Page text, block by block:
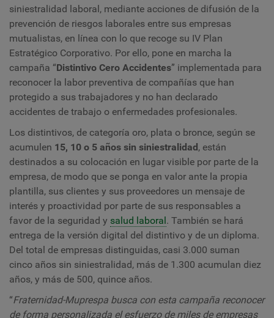
siniestralidad laboral, mediante acciones de difusión de la
prevención de riesgos laborales entre sus empresas
mutualistas, en línea con lo que recoge su IV Plan
Estratégico Corporativo. Por ello, pone en marcha la
campaña “Distintivo Cero Accidentes” implementada para
reconocer la labor preventiva de compañías que han
protegido a sus trabajadores y no han declarado
accidentes de trabajo o enfermedades profesionales.
Los distintivos, de categoría oro, plata o bronce, según se
acumulen 15, 10 o 5 años sin siniestralidad, están
destinados a su colocación en lugar visible por parte de la
empresa, de modo que se ponga en valor ante la propia
plantilla, sus clientes y sus proveedores un mensaje de
interés y proactividad por parte de sus responsables a
favor de la seguridad y salud laboral. También se hará
entrega de la versión digital del distintivo y de un diploma.
Del total de empresas distinguidas, casi 3.000 suman
cinco años sin siniestralidad, más de 1.300 acumulan diez
años, y más de 500, quince años.
“Fraternidad-Muprespa busca con esta campaña reconocer
de forma personalizada el esfuerzo de miles de empresas